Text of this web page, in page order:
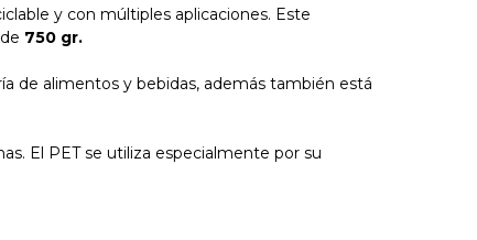
y con múltiples aplicaciones. Este
750 gr.
de alimentos y bebidas, además también está
El PET se utiliza especialmente por su